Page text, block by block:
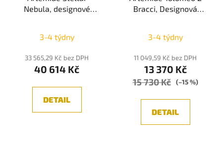
Nebula, designové
3-4 týdny
33 565,29 Kč bez DPH
40 614 Kč
DETAIL
Bracci, Designová
hodnocení
produktu
je
5,0
5
3-4 týdny
11 049,59 Kč bez DPH
13 370 Kč
15 730 Kč (–15 %)
DETAIL